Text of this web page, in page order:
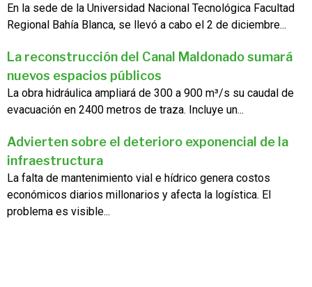
En la sede de la Universidad Nacional Tecnológica Facultad
Regional Bahía Blanca, se llevó a cabo el 2 de diciembre...
La reconstrucción del Canal Maldonado sumará
nuevos espacios públicos
La obra hidráulica ampliará de 300 a 900 m³/s su caudal de
evacuación en 2400 metros de traza. Incluye un...
Advierten sobre el deterioro exponencial de la
infraestructura
La falta de mantenimiento vial e hídrico genera costos
económicos diarios millonarios y afecta la logística. El
problema es visible...